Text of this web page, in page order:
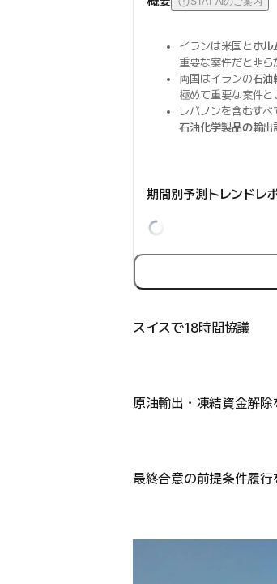
イランは米国とホル
重要な案件だと明ら
両国はイランの石油
極めて重要な案件と
レバノンを含むす
石油化学製品の輸出
期間別予測トレンドレ
スイスで18時間協議
原油輸出・凍結資金解除
最終合意の前提条件履行